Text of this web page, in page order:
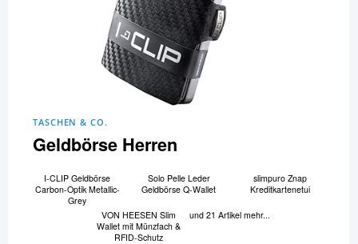
TASCHEN & CO.
Geldbörse Herren
I-CLIP Geldbörse
Carbon-Optik Metallic-
Grey
Solo Pelle Leder
Geldbörse Q-Wallet
slimpuro Znap
Kreditkartenetui
VON HEESEN Slim
Wallet mit Münzfach &
RFID-Schutz
und 21 Artikel mehr...